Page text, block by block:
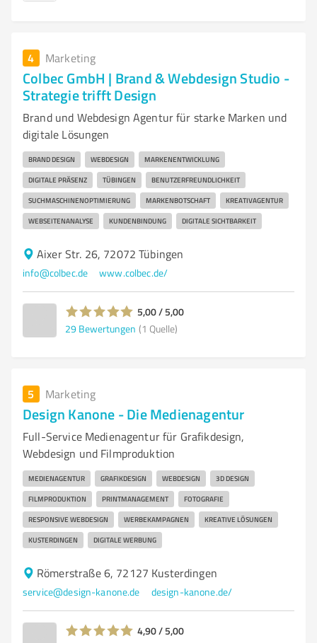
4 Marketing
Colbec GmbH | Brand & Webdesign Studio -
Strategie trifft Design
Brand und Webdesign Agentur für starke Marken und
digitale Lösungen
BRAND DESIGN WEBDESIGN MARKENENTWICKLUNG
DIGITALE PRÄSENZ TÜBINGEN BENUTZERFREUNDLICHKEIT
SUCHMASCHINENOPTIMIERUNG MARKENBOTSCHAFT KREATIVAGENTUR
WEBSEITENANALYSE KUNDENBINDUNG DIGITALE SICHTBARKEIT
Aixer Str. 26, 72072 Tübingen
info@colbec.de www.colbec.de/
5,00 / 5,00
29 Bewertungen (1 Quelle)
5 Marketing
Design Kanone - Die Medienagentur
Full-Service Medienagentur für Grafikdesign,
Webdesign und Filmproduktion
MEDIENAGENTUR GRAFIKDESIGN WEBDESIGN 3D DESIGN
FILMPRODUKTION PRINTMANAGEMENT FOTOGRAFIE
RESPONSIVE WEBDESIGN WERBEKAMPAGNEN KREATIVE LÖSUNGEN
KUSTERDINGEN DIGITALE WERBUNG
Römerstraße 6, 72127 Kusterdingen
service@design-kanone.de design-kanone.de/
4,90 / 5,00